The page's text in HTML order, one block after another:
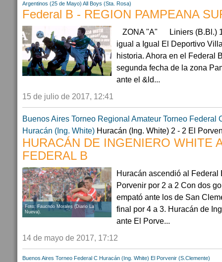
Argentinos (25 de Mayo) All Boys (Sta. Rosa)
Federal B - REGION PAMPEANA
ZONA "A" Liniers (B.Bl.) 1
igual a Igual El Deportivo
historia. Ahora en el Federal
segunda fecha de la zona
ante el &ld...
15 de julio de 2017, 12:41
Buenos Aires Torneo Regional Amateur Torneo Federal
Huracán (Ing. White) Huracán (Ing. White) 2 - 2 El
HURACÁN DE INGENIERO WHITE
FEDERAL B
Foto: Faucndo Morales (Diario La
Nueva).
Huracán ascendió al Federal
Porvenir por 2 a 2 Con dos
empató ante los de San
final por 4 a 3. Huracán de
ante El Porve...
14 de mayo de 2017, 17:12
Buenos Aires Torneo Federal C Huracán (Ing. White) El Porvenir (S.Clemente)